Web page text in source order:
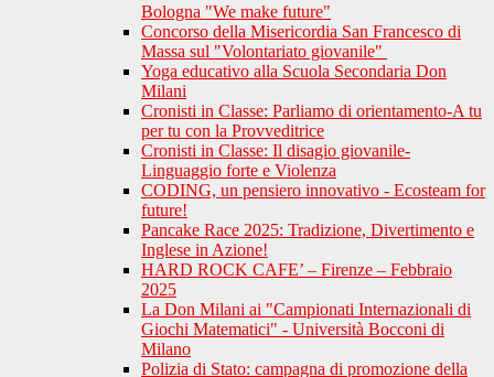
Bologna "We make future"
Concorso della Misericordia San Francesco di
Massa sul "Volontariato giovanile"
Yoga educativo alla Scuola Secondaria Don
Milani
Cronisti in Classe: Parliamo di orientamento-A tu
per tu con la Provveditrice
Cronisti in Classe: Il disagio giovanile-
Linguaggio forte e Violenza
CODING, un pensiero innovativo - Ecosteam for
future!
Pancake Race 2025: Tradizione, Divertimento e
Inglese in Azione!
HARD ROCK CAFE’ – Firenze – Febbraio
2025
La Don Milani ai "Campionati Internazionali di
Giochi Matematici" - Università Bocconi di
Milano
Polizia di Stato: campagna di promozione della